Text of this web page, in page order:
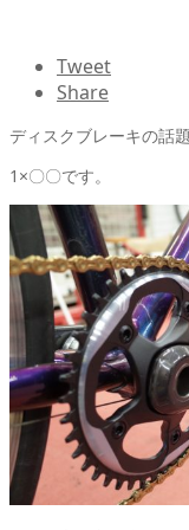
Tweet
Share
ディスクブレーキの話
1×〇〇です。